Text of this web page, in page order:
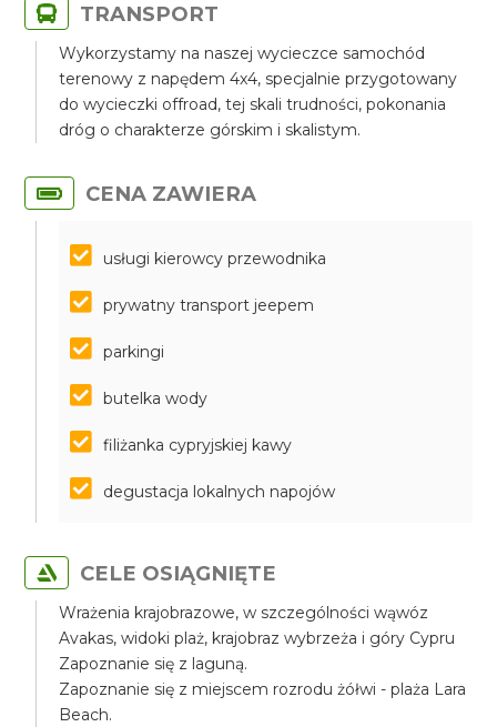
TRANSPORT
Wykorzystamy na naszej wycieczce samochód
terenowy z napędem 4x4, specjalnie przygotowany
do wycieczki offroad, tej skali trudności, pokonania
dróg o charakterze górskim i skalistym.
CENA ZAWIERA
usługi kierowcy przewodnika
prywatny transport jeepem
parkingi
butelka wody
filiżanka cypryjskiej kawy
degustacja lokalnych napojów
CELE OSIĄGNIĘTE
Wrażenia krajobrazowe, w szczególności wąwóz
Avakas, widoki plaż, krajobraz wybrzeża i góry Cypru
Zapoznanie się z laguną.
Zapoznanie się z miejscem rozrodu żółwi - plaża Lara
Beach.